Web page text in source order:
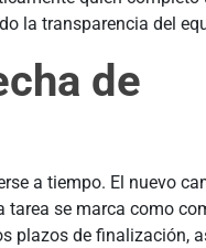
de
a tiempo. El nuevo
se marca como
plazos de finalización,